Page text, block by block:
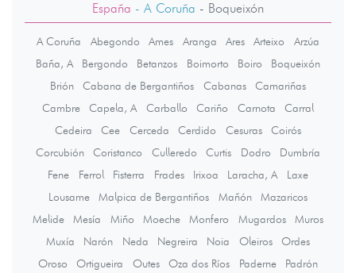
España - A Coruña - Boqueixón
A Coruña Abegondo Ames Aranga Ares Arteixo
Arzúa
Baña, A
Bergondo Betanzos Boimorto Boiro
Boqueixón
Brión
Cabana de Bergantiños Cabanas
Camariñas
Cambre
Capela, A Carballo Cariño Carnota
Carral
Cedeira
Cee Cerceda Cerdido Cesuras
Coirós
Corcubión
Coristanco Culleredo Curtis Dodro
Dumbría
Fene
Ferrol Fisterra Frades Irixoa Laracha, A
Laxe
Lousame
Malpica de Bergantiños Mañón
Mazaricos
Melide
Mesía Miño Moeche Monfero Mugardos
Muros
Muxía
Narón Neda Negreira Noia Oleiros
Ordes
Oroso
Ortigueira Outes Oza dos Ríos Paderne
Padrón